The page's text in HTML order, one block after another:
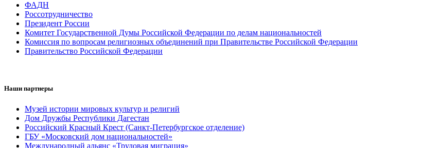
ФАДН
Россотрудничество
Президент России
Комитет Государственной Думы Российской Федерации по делам национальностей
Комиссия по вопросам религиозных объединений при Правительстве Российской Федерации
Правительство Российской Федерации
Наши партнеры
Музей истории мировых культур и религий
Дом Дружбы Республики Дагестан
Российский Красный Крест (Санкт-Петербургское отделение)
ГБУ «Московский дом национальностей»
Международный альянс «Трудовая миграция»